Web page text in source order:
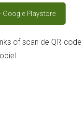
Google Playstore
of scan de QR-